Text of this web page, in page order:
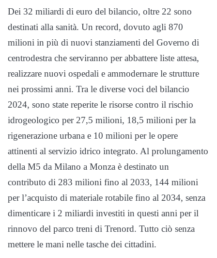
Dei 32 miliardi di euro del bilancio, oltre 22 sono
destinati alla sanità. Un record, dovuto agli 870
milioni in più di nuovi stanziamenti del Governo di
centrodestra che serviranno per abbattere liste attesa,
realizzare nuovi ospedali e ammodernare le strutture
nei prossimi anni. Tra le diverse voci del bilancio
2024, sono state reperite le risorse contro il rischio
idrogeologico per 27,5 milioni, 18,5 milioni per la
rigenerazione urbana e 10 milioni per le opere
attinenti al servizio idrico integrato. Al prolungamento
della M5 da Milano a Monza è destinato un
contributo di 283 milioni fino al 2033, 144 milioni
per l’acquisto di materiale rotabile fino al 2034, senza
dimenticare i 2 miliardi investiti in questi anni per il
rinnovo del parco treni di Trenord. Tutto ciò senza
mettere le mani nelle tasche dei cittadini.